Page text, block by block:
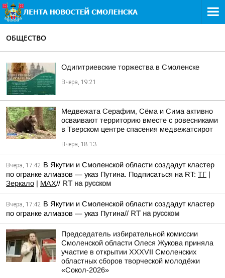
ОБЩЕСТВО
Одигитриевские торжества в Смоленске
Вчера, 19:21
Медвежата Серафим, Сёма и Сима активно
осваивают территорию вместе с ровесниками
в Тверском центре спасения медвежатсирот
Вчера, 18:13
Вчера, 17:42 В Якутии и Смоленской области создадут кластер
по огранке алмазов — указ Путина. Подписаться на RT: ТГ |
Зеркало | MAX// RT на русском
Вчера, 17:42 В Якутии и Смоленской области создадут кластер
по огранке алмазов — указ Путина// RT на русском
Председатель избирательной комиссии
Смоленской области Олеся Жукова приняла
участие в открытии XXXVII Смоленских
областных сборов творческой молодёжи
«Сокол-2026»